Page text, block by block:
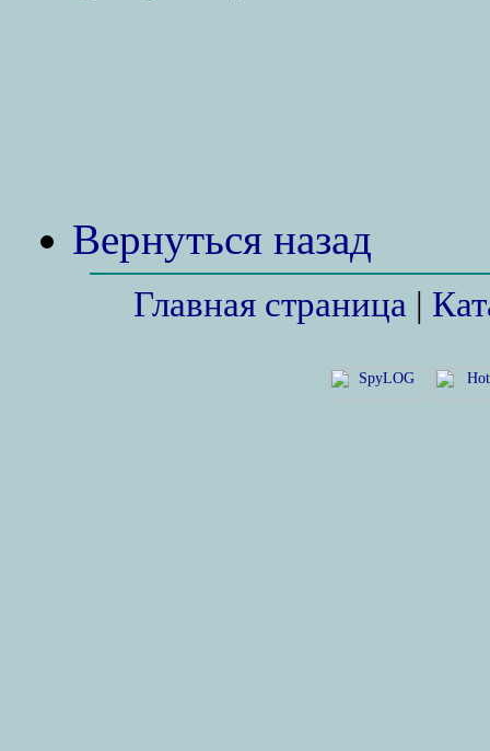
Вернуться назад
Главная страница |